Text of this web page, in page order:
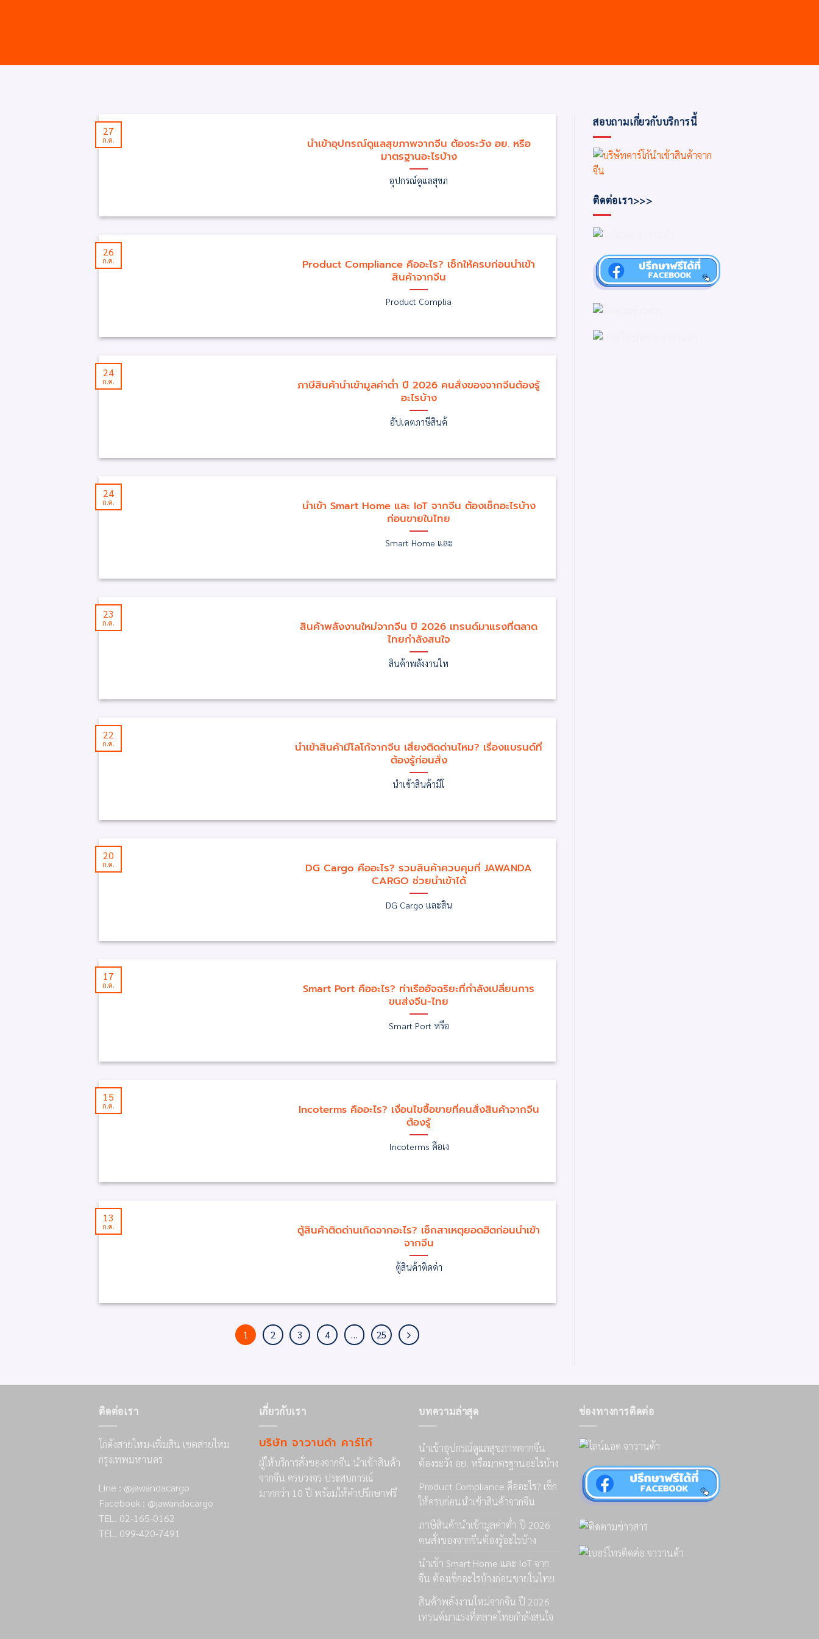
นำเข้าอุปกรณ์ดูแลสุขภาพจากจีน ต้องระวัง อย. หรือ
มาตรฐานอะไรบ้าง
อุปกรณ์ดูแลสุขภ
27
ก.ค.
Product Compliance คืออะไร? เช็กให้ครบก่อนนำเข้า
สินค้าจากจีน
Product Complia
26
ก.ค.
ภาษีสินค้านำเข้ามูลค่าต่ำ ปี 2026 คนสั่งของจากจีนต้องรู้
อะไรบ้าง
อัปเดตภาษีสินค้
24
ก.ค.
นำเข้า Smart Home และ IoT จากจีน ต้องเช็กอะไรบ้าง
ก่อนขายในไทย
Smart Home และ
24
ก.ค.
สินค้าพลังงานใหม่จากจีน ปี 2026 เทรนด์มาแรงที่ตลาด
ไทยกำลังสนใจ
สินค้าพลังงานให
23
ก.ค.
นำเข้าสินค้ามีโลโก้จากจีน เสี่ยงติดด่านไหม? เรื่องแบรนด์ที่
ต้องรู้ก่อนสั่ง
นำเข้าสินค้ามีโ
22
ก.ค.
DG Cargo คืออะไร? รวมสินค้าควบคุมที่ JAWANDA
CARGO ช่วยนำเข้าได้
DG Cargo และสิน
20
ก.ค.
Smart Port คืออะไร? ท่าเรืออัจฉริยะที่กำลังเปลี่ยนการ
ขนส่งจีน-ไทย
Smart Port หรือ
17
ก.ค.
Incoterms คืออะไร? เงื่อนไขซื้อขายที่คนสั่งสินค้าจากจีน
ต้องรู้
Incoterms คือเง
15
ก.ค.
ตู้สินค้าติดด่านเกิดจากอะไร? เช็กสาเหตุยอดฮิตก่อนนำเข้า
จากจีน
ตู้สินค้าติดด่า
13
ก.ค.
1 2 3 4 … 25
สอบถามเกี่ยวกับบริการนี้
ติดต่อเรา>>>
ติดต่อเรา
โกดังสายไหม-เพิ่มสิน เขตสายไหม
กรุงเทพมหานคร
Line : @jawandacargo
Facebook : @jawandacargo
TEL. 02-165-0162
TEL. 099-420-7491
เกี่ยวกับเรา
บริษัท จาวานด้า คาร์โก้
ผู้ให้บริการสั่งของจากจีน นำเข้าสินค้า
จากจีน ครบวงจร ประสบการณ์
มากกว่า 10 ปี พร้อมให้คำปรึกษาฟรี
บทความล่าสุด
นำเข้าอุปกรณ์ดูแลสุขภาพจากจีน
ต้องระวัง อย. หรือมาตรฐานอะไรบ้าง
Product Compliance คืออะไร? เช็ก
ให้ครบก่อนนำเข้าสินค้าจากจีน
ภาษีสินค้านำเข้ามูลค่าต่ำ ปี 2026
คนสั่งของจากจีนต้องรู้อะไรบ้าง
นำเข้า Smart Home และ IoT จาก
จีน ต้องเช็กอะไรบ้างก่อนขายในไทย
สินค้าพลังงานใหม่จากจีน ปี 2026
เทรนด์มาแรงที่ตลาดไทยกำลังสนใจ
ช่องทางการติดต่อ